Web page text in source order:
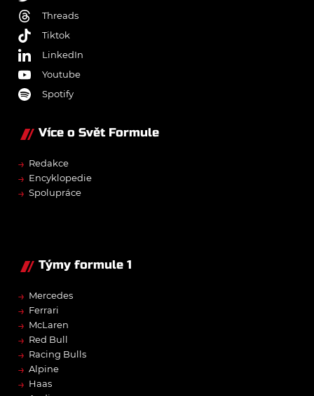
Threads
Tiktok
LinkedIn
Youtube
Spotify
Více o Svět Formule
→ Redakce
→ Encyklopedie
→ Spolupráce
Týmy formule 1
→ Mercedes
→ Ferrari
→ McLaren
→ Red Bull
→ Racing Bulls
→ Alpine
→ Haas